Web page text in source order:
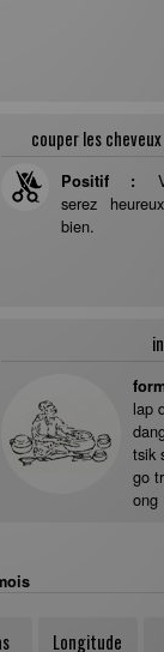
couper les cheveux
Positif :
serez
bien.
lap
tsik
go
ong
Longitude